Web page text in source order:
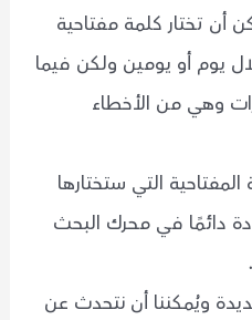
أن تختار كلمة مفتاحية
يوم أو يومين ولكن فيما
وهي من الأخطاء
التي ستختارها
دائمًا في محرك البحث
ويُمكننا أن نتحدث عن